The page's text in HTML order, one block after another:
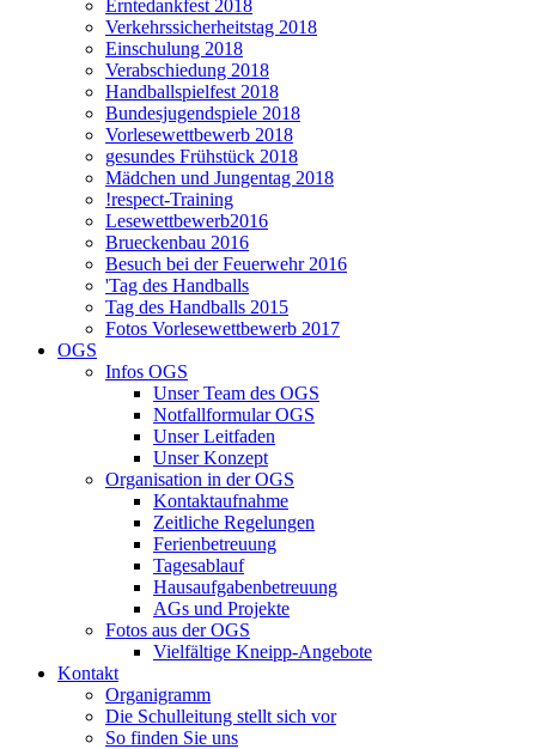
Erntedankfest 2018
Verkehrssicherheitstag 2018
Einschulung 2018
Verabschiedung 2018
Handballspielfest 2018
Bundesjugendspiele 2018
Vorlesewettbewerb 2018
gesundes Frühstück 2018
Mädchen und Jungentag 2018
!respect-Training
Lesewettbewerb2016
Brueckenbau 2016
Besuch bei der Feuerwehr 2016
'Tag des Handballs
Tag des Handballs 2015
Fotos Vorlesewettbewerb 2017
OGS
Infos OGS
Unser Team des OGS
Notfallformular OGS
Unser Leitfaden
Unser Konzept
Organisation in der OGS
Kontaktaufnahme
Zeitliche Regelungen
Ferienbetreuung
Tagesablauf
Hausaufgabenbetreuung
AGs und Projekte
Fotos aus der OGS
Vielfältige Kneipp-Angebote
Kontakt
Organigramm
Die Schulleitung stellt sich vor
So finden Sie uns